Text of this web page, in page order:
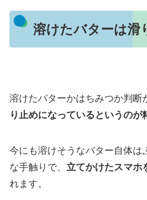
溶けたバターは滑
溶けたバターかはちみつか判断
り止めになっているというのが
今にも溶けそうなバター自体は
な手触りで、 立てかけたスマホ
れます。